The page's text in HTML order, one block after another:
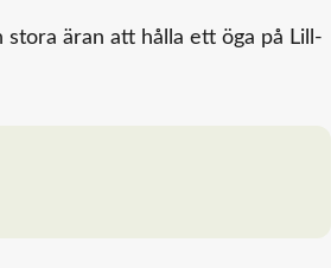
äran att hålla ett öga på Lill-